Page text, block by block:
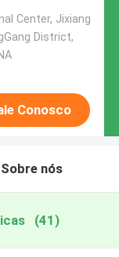
Center, Jixiang
District,
Conosco
Sobre nós
(41)